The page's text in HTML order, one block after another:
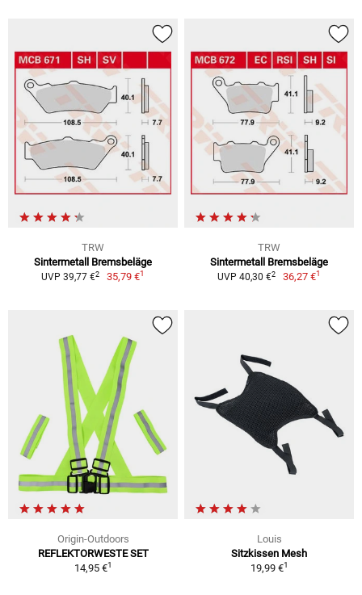
TRW
Sintermetall Bremsbeläge
UVP 39,77 €2 35,79 €1
TRW
Sintermetall Bremsbeläge
UVP 40,30 €2 36,27 €1
Origin-Outdoors
REFLEKTORWESTE SET
14,95 €1
Louis
Sitzkissen Mesh
19,99 €1